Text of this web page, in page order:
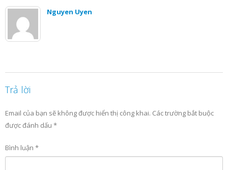
Nguyen Uyen
Trả lời
Email của bạn sẽ không được hiển thị công khai. Các trường bắt buộc
được đánh dấu *
Bình luận *